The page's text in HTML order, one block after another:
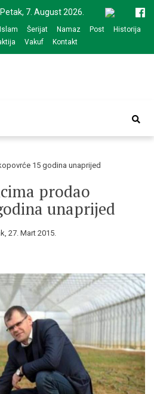
7. August 2026.
Islam Šerijat Namaz Post
Historija
Vakuf Kontakt
Bijeljina
15 godina unaprijed
prodao
unaprijed
27. Mart 2015.